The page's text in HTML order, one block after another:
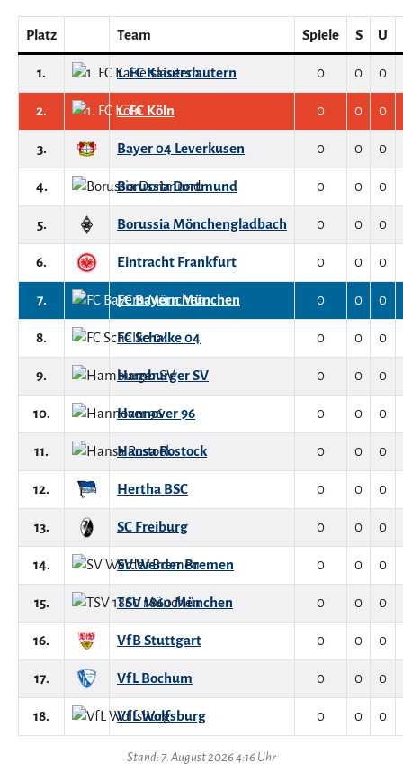
Platz Team Spiele S U
1. 1. FC Kaiserslautern 0 0 0
2. 1. FC Köln 0 0 0
3. Bayer 04 Leverkusen 0 0 0
4. Borussia Dortmund 0 0 0
5. Borussia Mönchengladbach 0 0 0
6. Eintracht Frankfurt 0 0 0
7. FC Bayern München 0 0 0
8. FC Schalke 04 0 0 0
9. Hamburger SV 0 0 0
10. Hannover 96 0 0 0
11. Hansa Rostock 0 0 0
12. Hertha BSC 0 0 0
13. SC Freiburg 0 0 0
14. SV Werder Bremen 0 0 0
15. TSV 1860 München 0 0 0
16. VfB Stuttgart 0 0 0
17. VfL Bochum 0 0 0
18. VfL Wolfsburg 0 0 0
Stand: 7. August 2026 4:16 Uhr